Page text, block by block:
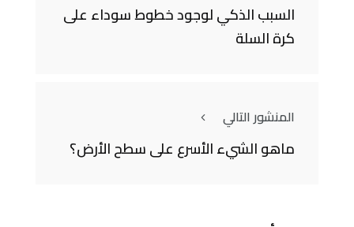
السبب الذكي لوجود خطوط سوداء على
كرة السلة
المنشور التالي
ماهو الشيء الأسرع على سطح الأرض؟